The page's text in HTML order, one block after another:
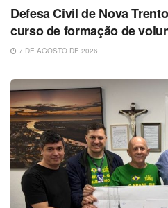
Defesa Civil de Nova
curso de formação de
7 DE AGOSTO DE 2026